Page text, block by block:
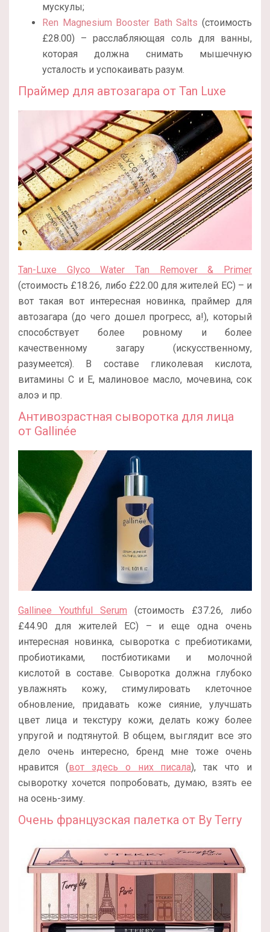
мускулы;
Ren Magnesium Booster Bath Salts (стоимость
£28.00) – расслабляющая соль для ванны,
которая должна снимать мышечную
усталость и успокаивать разум.
Праймер для автозагара от Tan Luxe
Tan-Luxe Glyco Water Tan Remover & Primer
(стоимость £18.26, либо £22.00 для жителей ЕС) – и
вот такая вот интересная новинка, праймер для
автозагара (до чего дошел прогресс, а!), который
способствует более ровному и более
качественному загару (искусственному,
разумеется). В составе гликолевая кислота,
витамины С и Е, малиновое масло, мочевина, сок
алоэ и пр.
Антивозрастная сыворотка для лица
от Gallinée
Gallinee Youthful Serum (стоимость £37.26, либо
£44.90 для жителей ЕС) – и еще одна очень
интересная новинка, сыворотка с пребиотиками,
пробиотиками, постбиотиками и молочной
кислотой в составе. Сыворотка должна глубоко
увлажнять кожу, стимулировать клеточное
обновление, придавать коже сияние, улучшать
цвет лица и текстуру кожи, делать кожу более
упругой и подтянутой. В общем, выглядит все это
дело очень интересно, бренд мне тоже очень
нравится (вот здесь о них писала), так что и
сыворотку хочется попробовать, думаю, взять ее
на осень-зиму.
Очень французская палетка от By Terry